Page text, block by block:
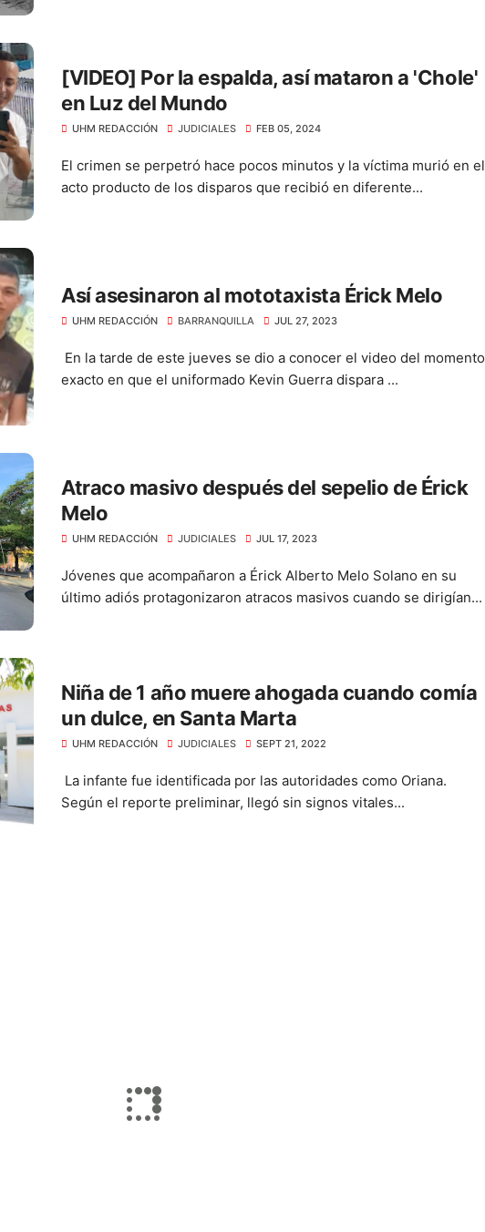
[VIDEO] Por la espalda, así mataron a 'Chole'
en Luz del Mundo
UHM REDACCIÓN JUDICIALES FEB 05, 2024
El crimen se perpetró hace pocos minutos y la víctima murió en el
acto producto de los disparos que recibió en diferente...
Así asesinaron al mototaxista Érick Melo
UHM REDACCIÓN BARRANQUILLA JUL 27, 2023
En la tarde de este jueves se dio a conocer el video del momento
exacto en que el uniformado Kevin Guerra dispara ...
Atraco masivo después del sepelio de Érick
Melo
UHM REDACCIÓN JUDICIALES JUL 17, 2023
Jóvenes que acompañaron a Érick Alberto Melo Solano en su
último adiós protagonizaron atracos masivos cuando se dirigían...
Niña de 1 año muere ahogada cuando comía
un dulce, en Santa Marta
UHM REDACCIÓN JUDICIALES SEPT 21, 2022
La infante fue identificada por las autoridades como Oriana.
Según el reporte preliminar, llegó sin signos vitales...